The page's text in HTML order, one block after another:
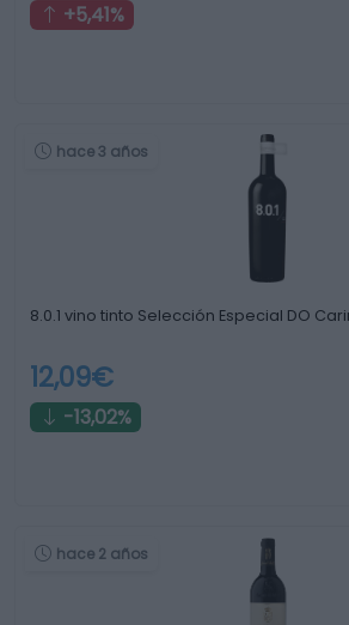
+5,41%
hace 3 años
8.0.1 vino tinto Selección Especial DO
12,09€
-13,02%
hace 2 años